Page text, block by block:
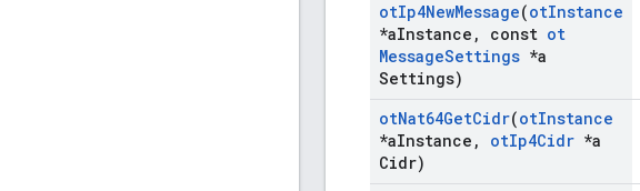
otIp4NewMessage(otInstance
*aInstance , const ot
MessageSettings *a
Settings)
otNat64GetCidr(otInstance
*aInstance , otIp4Cidr *a
Cidr)